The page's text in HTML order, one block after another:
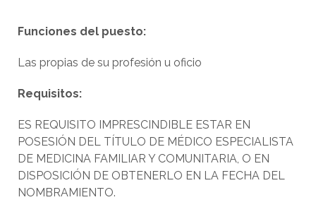
Funciones del puesto:
Las propias de su profesión u oficio
Requisitos:
ES REQUISITO IMPRESCINDIBLE ESTAR EN
POSESIÓN DEL TÍTULO DE MÉDICO ESPECIALISTA
DE MEDICINA FAMILIAR Y COMUNITARIA, O EN
DISPOSICIÓN DE OBTENERLO EN LA FECHA DEL
NOMBRAMIENTO.